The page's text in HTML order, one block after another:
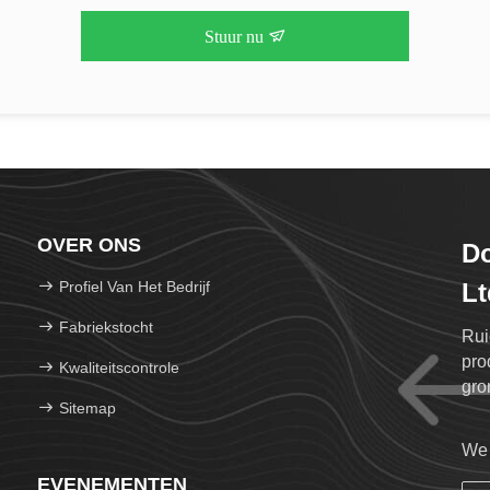
Stuur nu
OVER ONS
Profiel Van Het Bedrijf
Fabriekstocht
Kwaliteitscontrole
Sitemap
EVENEMENTEN